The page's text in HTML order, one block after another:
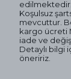
edilmektedir.
Koşulsuz
mevcuttur.
kargo ücreti
iade ve
Detaylı bilgi
öneririz.